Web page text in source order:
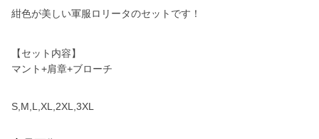
紺色が美しい軍服ロリータのセットです！
【セット内容】
マント+肩章+ブローチ
S,M,L,XL,2XL,3XL